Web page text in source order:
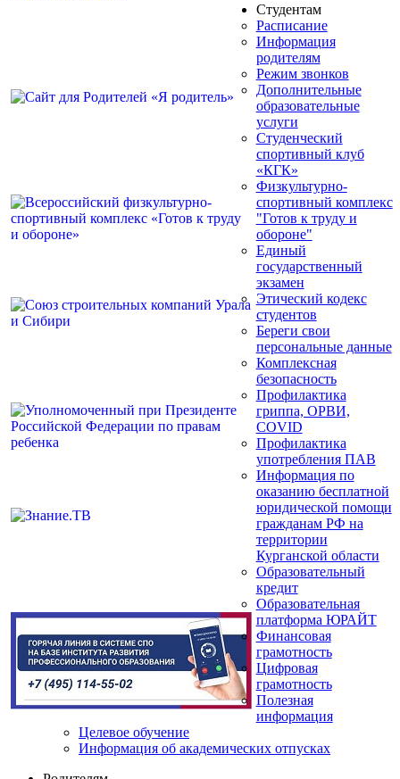
Студентам
Расписание
Информация
родителям
Режим звонков
Дополнительные
образовательные
услуги
Студенческий
спортивный клуб
«КГК»
Физкультурно-
спортивный комплекс
"Готов к труду и
обороне"
Единый
государственный
экзамен
Этический кодекс
студентов
Береги свои
персональные данные
Комплексная
безопасность
Профилактика
гриппа, ОРВИ,
COVID
Профилактика
употребления ПАВ
Информация по
оказанию бесплатной
юридической помощи
гражданам РФ на
территории
Курганской области
Образовательный
кредит
Образовательная
платформа ЮРАЙТ
Финансовая
грамотность
Цифровая
грамотность
Полезная
информация
Целевое обучение
Информация об академических отпусках